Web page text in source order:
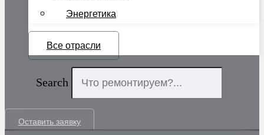
Энергетика
Все отрасли
Search
Оставить заявку